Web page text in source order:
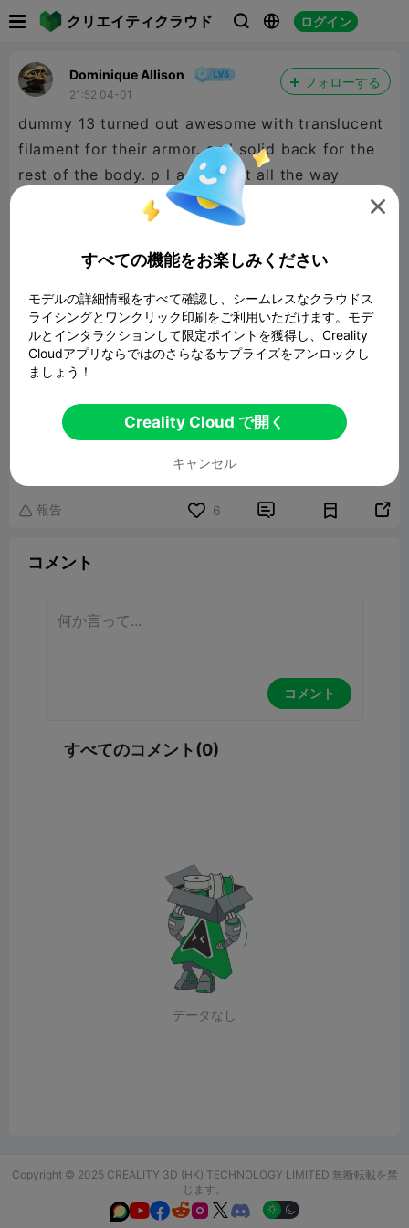
クリエイティクラウド   ログイン
Dominique Allison
21:52 04-01
フォローする
dummy 13 turned out awesome with translucent
filament for their armor. and solid back for the
rest of the body. p l a filament all the way
dummy 13 easy
関連3Dモデル
 報告 6  
コメント
コメント
すべてのコメント(0)
データなし
Copyright © 2025 CREALITY 3D (HK) TECHNOLOGY LIMITED 無断転載を禁
じます。
  

すべての機能をお楽しみください
モデルの詳細情報をすべて確認し、シームレスなクラウドス
ライシングとワンクリック印刷をご利用いただけます。モデ
ルとインタラクションして限定ポイントを獲得し、Creality
Cloudアプリならではのさらなるサプライズをアンロックし
ましょう！
Creality Cloud で開く
キャンセル